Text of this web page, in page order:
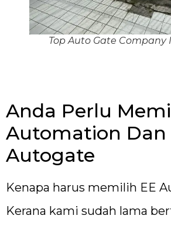
Top Auto Gate Company
Anda Perlu
Automation Dan
Autogate
Kenapa harus memilih EE
Kerana kami sudah lama